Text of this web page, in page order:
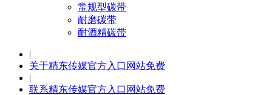
常规型碳带
耐磨碳带
耐酒精碳带
|
关于精东传媒官方入口网站免费
|
联系精东传媒官方入口网站免费